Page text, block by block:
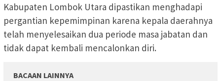
Kabupaten Lombok Utara dipastikan menghadapi
pergantian kepemimpinan karena kepala daerahnya
telah menyelesaikan dua periode masa jabatan dan
tidak dapat kembali mencalonkan diri.
BACAAN LAINNYA